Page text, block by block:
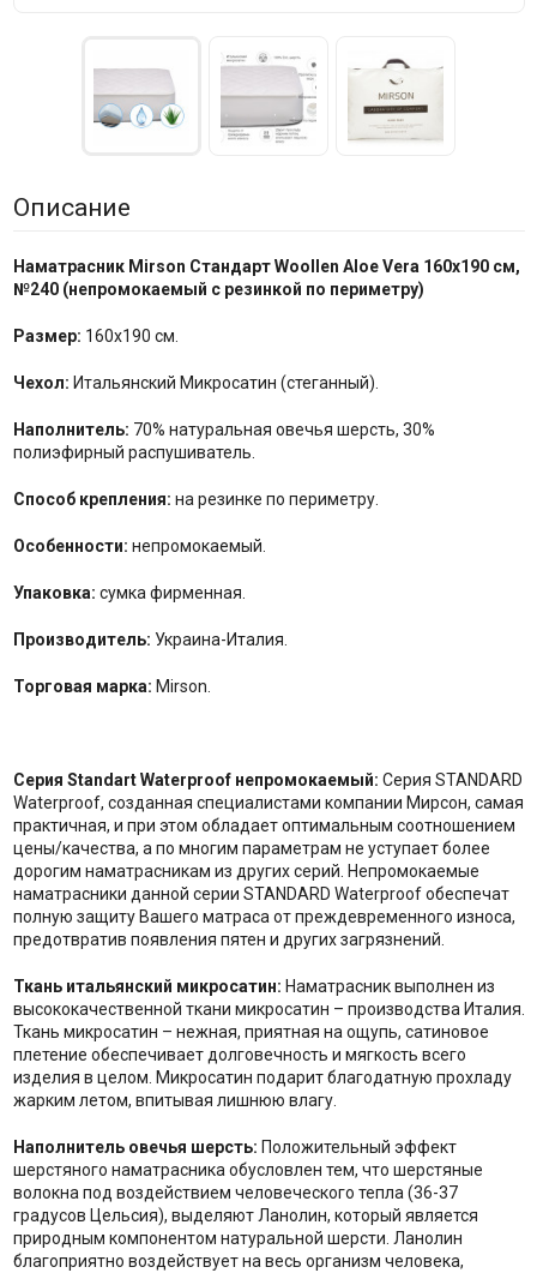
Описание
Наматрасник Mirson Стандарт Woollen Aloe Vera 160x190 см,
№240 (непромокаемый с резинкой по периметру)
Размер: 160x190 см.
Чехол: Итальянский Микросатин (стеганный).
Наполнитель: 70% натуральная овечья шерсть, 30%
полиэфирный распушиватель.
Способ крепления: на резинке по периметру.
Особенности: непромокаемый.
Упаковка: сумка фирменная.
Производитель: Украина-Италия.
Торговая марка: Mirson.
Серия Standart Waterproof непромокаемый: Серия STANDARD
Waterproof, созданная специалистами компании Мирсон, самая
практичная, и при этом обладает оптимальным соотношением
цены/качества, а по многим параметрам не уступает более
дорогим наматрасникам из других серий. Непромокаемые
наматрасники данной серии STANDARD Waterproof обеспечат
полную защиту Вашего матраса от преждевременного износа,
предотвратив появления пятен и других загрязнений.
Ткань итальянский микросатин: Наматрасник выполнен из
высококачественной ткани микросатин – производства Италия.
Ткань микросатин – нежная, приятная на ощупь, сатиновое
плетение обеспечивает долговечность и мягкость всего
изделия в целом. Микросатин подарит благодатную прохладу
жарким летом, впитывая лишнюю влагу.
Наполнительовечья шерсть: Положительный эффект
шерстяного наматрасника обусловлен тем, что шерстяные
волокна под воздействием человеческого тепла (36-37
градусов Цельсия), выделяют Ланолин, который является
природным компонентом натуральной шерсти. Ланолин
благоприятно воздействует на весь организм человека,